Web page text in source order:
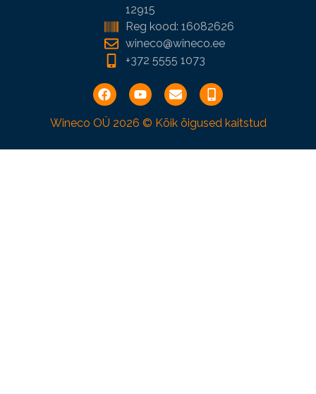
12915
Reg kood: 16082626
wineco@wineco.ee
+372 5555 1073
Wineco OÜ 2026 © Kõik õigused kaitstud